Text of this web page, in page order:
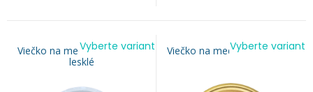
Viečko na med TO 82 - Biele
lesklé
Vyberte variant Viečko na med TO 82 - Zlaté
Vyberte variant